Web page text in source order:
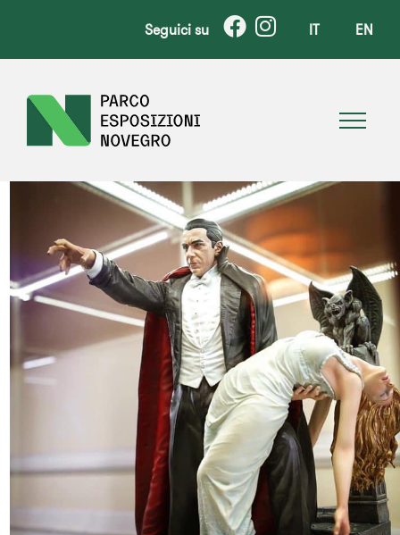
Seguici su IT EN